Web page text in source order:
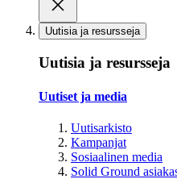
Uutisia ja resursseja
Uutisia ja resursseja
Uutiset ja media
Uutisarkisto
Kampanjat
Sosiaalinen media
Solid Ground